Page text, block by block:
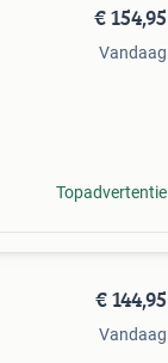
€ 154,95
Vandaag
Topadvertentie
€ 144,95
Vandaag